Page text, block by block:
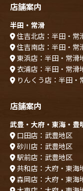
店舗案内
半田・常滑
住吉北店：半田・常
住吉南店：半田・常
東浜店：半田・常滑
衣浦店：半田・常滑
りんくう店：半田・
店舗案内
武豊・大府・東海・豊
口田店：武豊地区
砂川店：武豊地区
駅前店：武豊地区
共和店：大府・東海
森岡店：大府・東海